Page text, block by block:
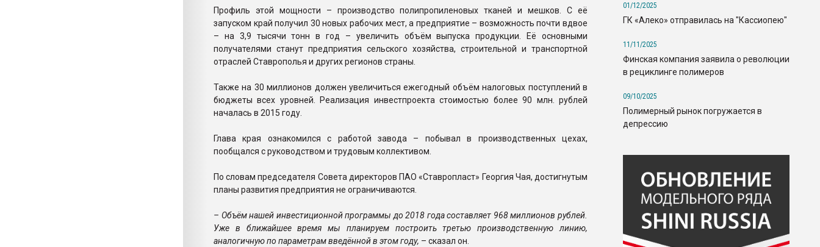
Профиль этой мощности – производство полипропиленовых тканей и мешков. С её
запуском край получил 30 новых рабочих мест, а предприятие – возможность почти вдвое
– на 3,9 тысячи тонн в год – увеличить объём выпуска продукции. Её основными
получателями станут предприятия сельского хозяйства, строительной и транспортной
отраслей Ставрополья и других регионов страны.
Также на 30 миллионов должен увеличиться ежегодный объём налоговых поступлений в
бюджеты всех уровней. Реализация инвестпроекта стоимостью более 90 млн. рублей
началась в 2015 году.
Глава края ознакомился с работой завода – побывал в производственных цехах,
пообщался с руководством и трудовым коллективом.
По словам председателя Совета директоров ПАО «Ставропласт» Георгия Чая, достигнутым
планы развития предприятия не ограничиваются.
– Объём нашей инвестиционной программы до 2018 года составляет 968 миллионов рублей.
Уже в ближайшее время мы планируем построить третью производственную линию,
аналогичную по параметрам введённой в этом году, – сказал он.
01/12/2025
ГК «Алеко» отправилась на "Кассиопею"
11/11/2025
Финская компания заявила о революции
в рециклинге полимеров
09/10/2025
Полимерный рынок погружается в
депрессию